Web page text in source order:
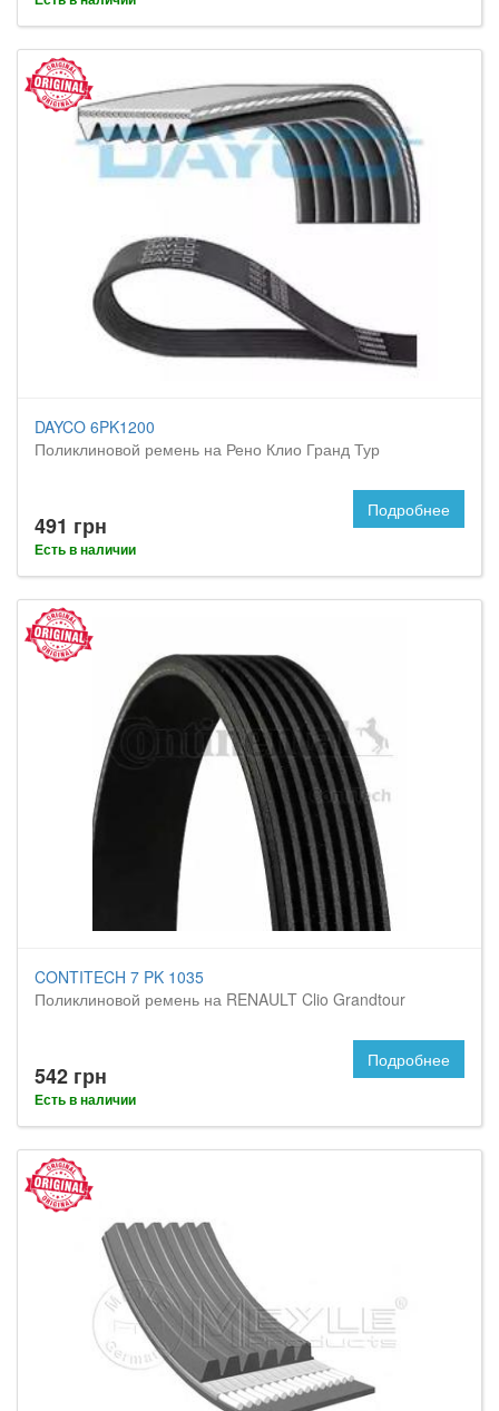
DAYCO 6PK1200
Поликлиновой ремень на Рено Клио Гранд Тур
491 грн
Есть в наличии
Подробнее
CONTITECH 7 PK 1035
Поликлиновой ремень на RENAULT Clio Grandtour
542 грн
Есть в наличии
Подробнее